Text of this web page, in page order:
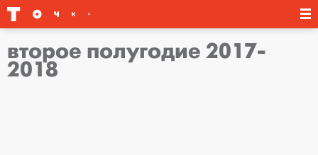
второе полугодие 2017-
2018